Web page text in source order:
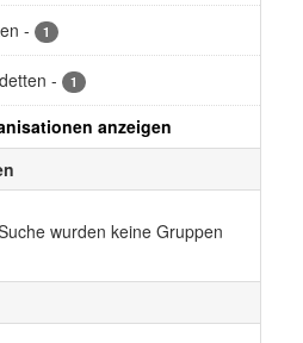
- 1
- 1
anzeigen
wurden keine Gruppen